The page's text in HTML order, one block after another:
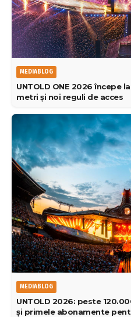
MEDIABLOG
UNTOLD ONE 2026 începe
metri și noi reguli de acces
MEDIABLOG
UNTOLD 2026: peste
și primele abonamente